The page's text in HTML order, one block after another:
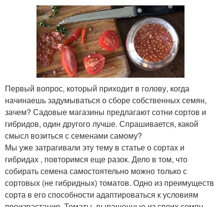
Первый вопрос, который приходит в голову, когда
начинаешь задумываться о сборе собственных семян,
зачем? Садовые магазины предлагают сотни сортов и
гибридов, один другого лучше. Спрашивается, какой
смысл возиться с семенами самому?
Мы уже затрагивали эту тему в статье о сортах и
гибридах , повторимся еще разок. Дело в том, что
собирать семена самостоятельно можно только с
сортовых (не гибридных) томатов. Одно из преимуществ
сорта в его способности адаптироваться к условиям